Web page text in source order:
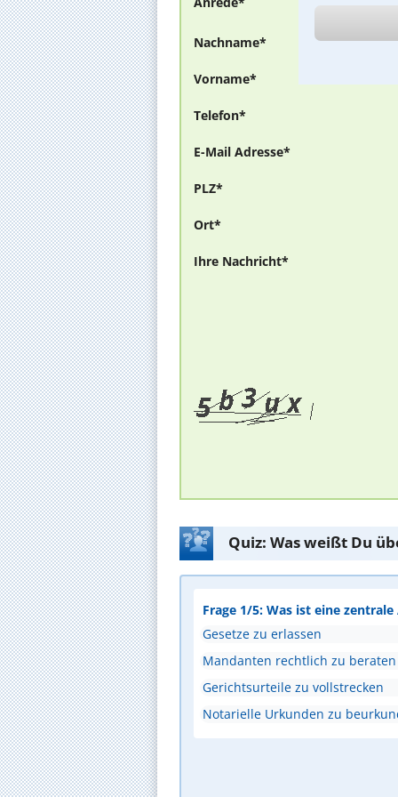
Nachname*
Vorname*
Telefon*
E-Mail Adresse*
PLZ*
Ort*
Ihre Nachricht*
Quiz: Was weißt Du
Frage 1/5: Was ist eine
Gesetze zu erlassen
Mandanten rechtlich zu
Gerichtsurteile zu vollstrecken
Notarielle Urkunden zu